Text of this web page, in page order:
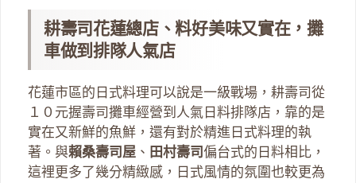
耕壽司花蓮總店、料好美味又實在，攤
車做到排隊人氣店
花蓮市區的日式料理可以說是一級戰場，耕壽司從
１０元握壽司攤車經營到人氣日料排隊店，靠的是
實在又新鮮的魚鮮，還有對於精進日式料理的執
著。與賴桑壽司屋 、 田村壽司偏台式的日料相比，
這裡更多了幾分精緻感，日式風情的氛圍也較更為